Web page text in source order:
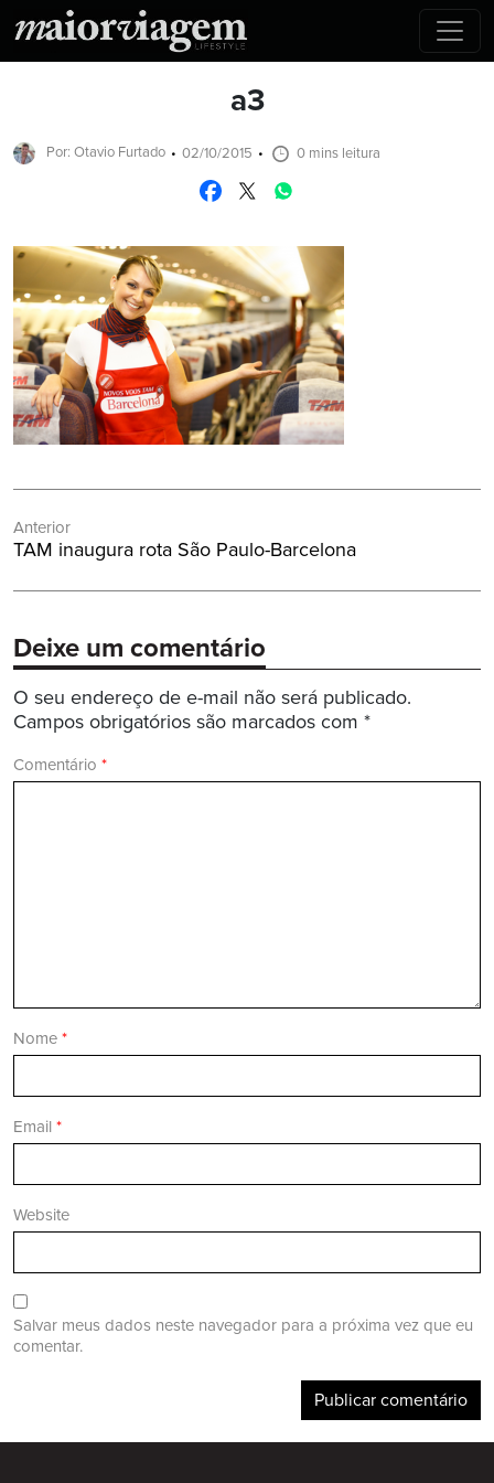
a3
Por: Otavio Furtado 02/10/2015 0 mins leitura
de
Anterior
Post
TAM inaugura rota São Paulo-Barcelona
Deixe um comentário
O seu endereço de e-mail não será publicado.
Campos obrigatórios são marcados com *
Comentário *
Nome *
Email *
Website
Salvar meus dados neste navegador para a próxima vez que eu
comentar.